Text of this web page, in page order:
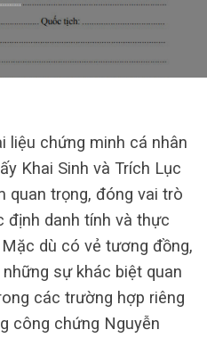
liệu chứng minh cá nhân
Khai Sinh và Trích Lục
quan trọng, đóng vai trò
định danh tính và thực
dù có vẻ tương đồng,
sự khác biệt quan
các trường hợp riêng
công chứng Nguyễn